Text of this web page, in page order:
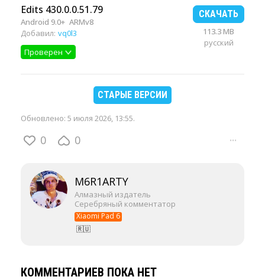
Edits 430.0.0.51.79
Android 9.0+ ARMv8
Добавил: vq0l3
Проверен
СКАЧАТЬ
113.3 MB
русский
СТАРЫЕ ВЕРСИИ
Обновлено: 5 июля 2026, 13:55.
0 0 ···
M6R1ARTY
Алмазный издатель
Серебряный комментатор
Xiaomi Pad 6
🇷🇺
КОММЕНТАРИЕВ ПОКА НЕТ